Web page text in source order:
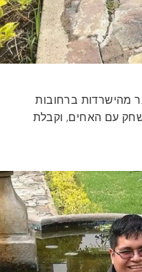
מהישרדות ברחובות
עם האחים, וקבלת